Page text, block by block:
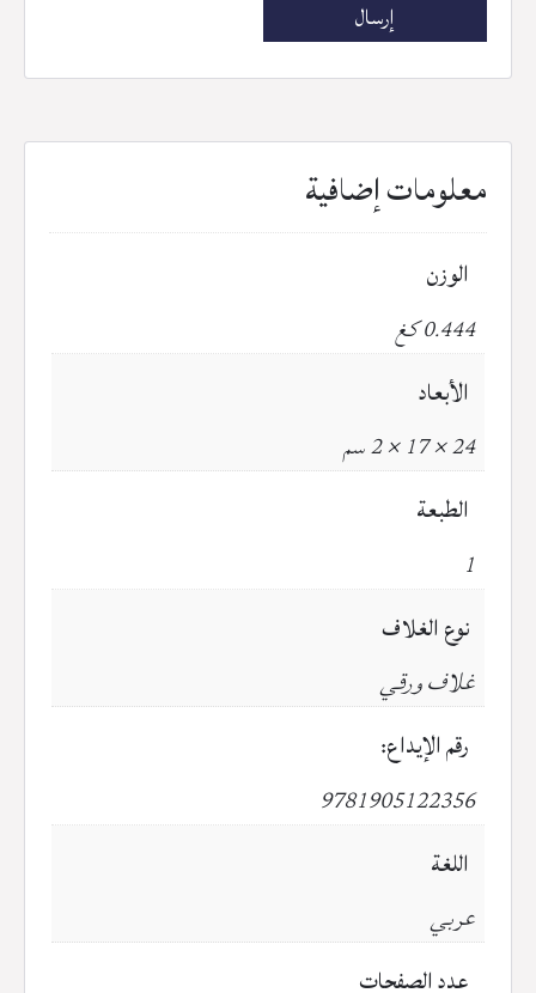
معلومات إضافية
الوزن
0.444 كغ
الأبعاد
24 × 17 × 2 سم
الطبعة
1
نوع الغلاف
غلاف ورقي
رقم الإيداع:
9781905122356
اللغة
عربي
عدد الصفحات